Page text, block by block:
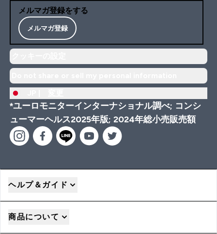
メルマガ登録をする
メルマガ登録
*ユーロモニターインターナショナル調べ; コンシ
ューマーヘルス2025年版; 2024年総小売販売額
ヘルプ＆ガイド
商品について